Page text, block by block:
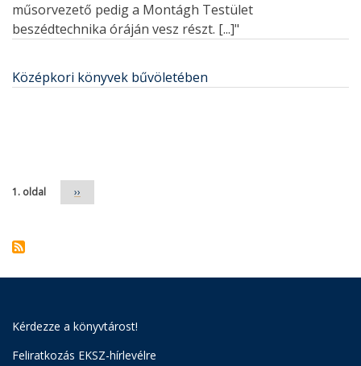
műsorvezető pedig a Montágh Testület
beszédtechnika óráján vesz részt. [...]"
Középkori könyvek bűvöletében
1. oldal Következő
oldal
››
Kérdezze a könyvtárost!
Feliratkozás EKSZ-hírlevélre